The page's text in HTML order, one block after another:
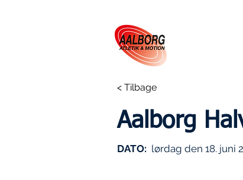
< Tilbage
Aalborg
DATO: lørdag den 18. juni